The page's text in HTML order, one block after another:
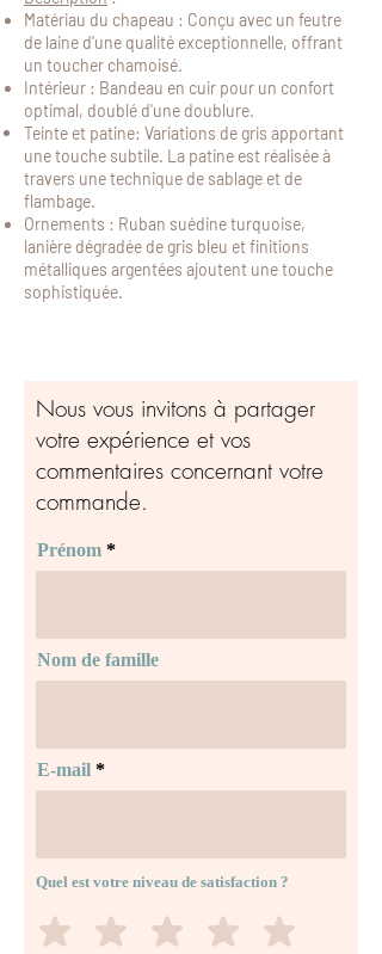
Matériau du chapeau : Conçu avec un feutre
de laine d'une qualité exceptionnelle, offrant
un toucher chamoisé.
Intérieur : Bandeau en cuir pour un confort
optimal, doublé d'une doublure.
Teinte et patine: Variations de gris apportant
une touche subtile. La patine est réalisée à
travers une technique de sablage et de
flambage.
Ornements : Ruban suédine turquoise,
lanière dégradée de gris bleu et finitions
métalliques argentées ajoutent une touche
sophistiquée.
Nous vous invitons à partager
votre expérience et vos
commentaires concernant votre
commande.
Prénom
Nom de famille
E-mail
Quel est votre niveau de satisfaction ?